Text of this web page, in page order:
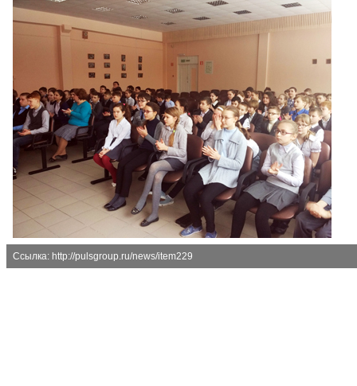
Ссылка: http://pulsgroup.ru/news/item229